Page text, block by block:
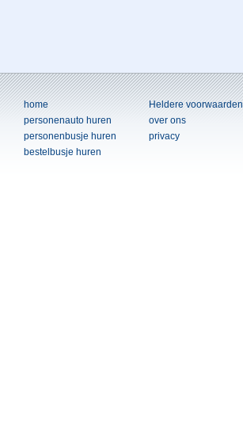
home Heldere voorwaarden
personenauto huren
over ons
personenbusje huren
privacy
bestelbusje huren